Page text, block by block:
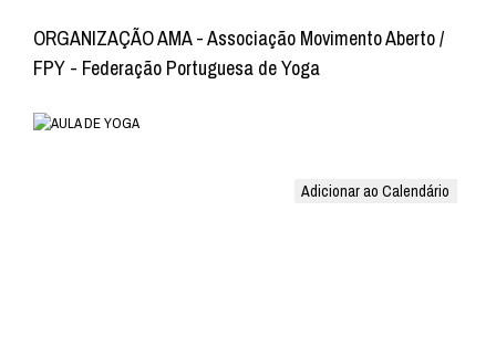
ORGANIZAÇÃO AMA - Associação Movimento Aberto /
FPY - Federação Portuguesa de Yoga
Adicionar ao Calendário